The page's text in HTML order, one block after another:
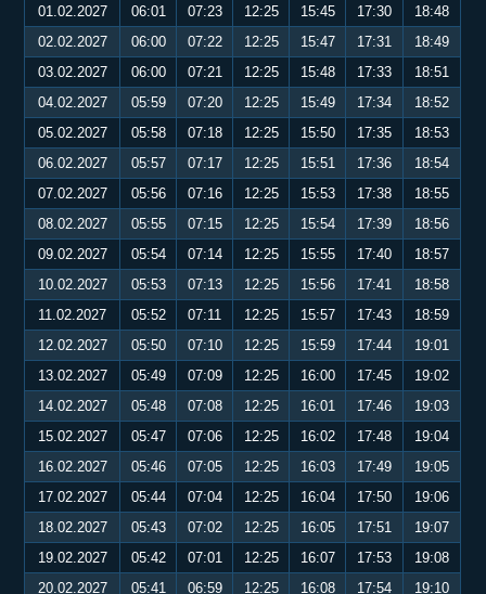
01.02.2027
06:01 07:23 12:25 15:45 17:30
18:48
02.02.2027
06:00 07:22 12:25 15:47 17:31
18:49
03.02.2027
06:00 07:21 12:25 15:48 17:33
18:51
04.02.2027
05:59 07:20 12:25 15:49 17:34
18:52
05.02.2027
05:58 07:18 12:25 15:50 17:35
18:53
06.02.2027
05:57 07:17 12:25 15:51 17:36
18:54
07.02.2027
05:56 07:16 12:25 15:53 17:38
18:55
08.02.2027
05:55 07:15 12:25 15:54 17:39
18:56
09.02.2027
05:54 07:14 12:25 15:55 17:40
18:57
10.02.2027
05:53 07:13 12:25 15:56 17:41
18:58
11.02.2027
05:52 07:11 12:25 15:57 17:43
18:59
12.02.2027
05:50 07:10 12:25 15:59 17:44
19:01
13.02.2027
05:49 07:09 12:25 16:00 17:45
19:02
14.02.2027
05:48 07:08 12:25 16:01 17:46
19:03
15.02.2027
05:47 07:06 12:25 16:02 17:48
19:04
16.02.2027
05:46 07:05 12:25 16:03 17:49
19:05
17.02.2027
05:44 07:04 12:25 16:04 17:50
19:06
18.02.2027
05:43 07:02 12:25 16:05 17:51
19:07
19.02.2027
05:42 07:01 12:25 16:07 17:53
19:08
20.02.2027
05:41 06:59 12:25 16:08 17:54
19:10